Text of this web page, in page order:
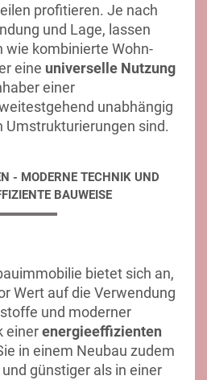
profitieren. Je nach
und Lage, lassen
wie kombinierte Wohn-
eine universelle Nutzung
einer
unabhängig
sind.
- MODERNE TECHNIK UND
BAUWEISE
bietet sich an,
Wert auf die Verwendung
und moderner
einerenergieeffizienten
in einem Neubau zudem
günstiger als in einer